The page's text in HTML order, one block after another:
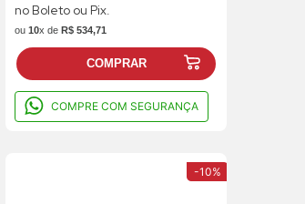
no Boleto ou Pix.
ou10x deR$ 534,71
COMPRAR
COMPRE COM SEGURANÇA
-10%